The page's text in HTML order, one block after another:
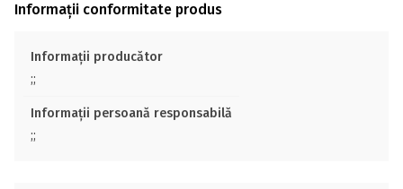
Informații conformitate produs
Informații producător
;;
Informații persoană responsabilă
;;